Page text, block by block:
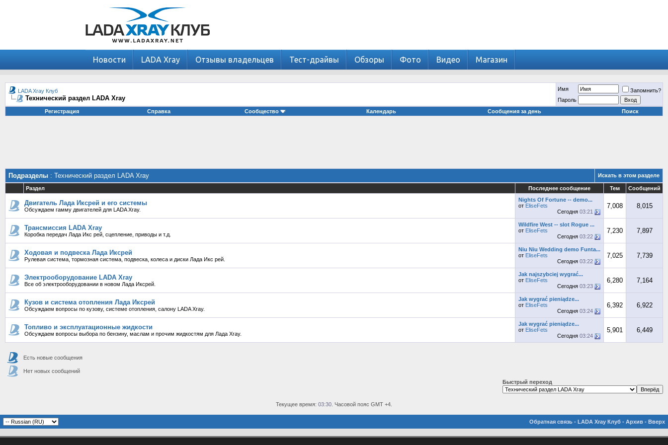
Новости LADA Xray Отзывы владельцев Тест-драйвы Обзоры Фото Видео Магазин
LADA Xray Клуб
Технический раздел LADA Xray
Имя
Запомнить?
Пароль
Регистрация
Справка Сообщество Календарь Сообщения за день Поиск
Подразделы : Технический раздел LADA Xray Искать в этом разделе
Раздел Последнее сообщение Тем Сообщений
Двигатель Лада Иксрей и его системы
Обсуждаем гамму двигателей для LADA Xray.
Nights Of Fortune -- demo...
от EliseFets
Сегодня 03:21
7,008 8,015
Трансмиссия LADA Xray
Коробка передач Лада Икс рей, сцепление, приводы и т.д.
Wildfire West -- slot Rogue ...
от EliseFets
Сегодня 03:22
7,230 7,897
Ходовая и подвеска Лада Иксрей
Рулевая система, тормозная система, подвеска, колеса и диски Лада Икс рей.
Niu Niu Wedding demo Funta...
от EliseFets
Сегодня 03:22
7,025 7,739
Электрооборудование LADA Xray
Все об электрооборудовании в новом Лада Иксрей.
Jak najszybciej wygrać...
от EliseFets
Сегодня 03:23
6,280 7,164
Кузов и система отопления Лада Иксрей
Обсуждаем вопросы по кузову, системе отопления, салону LADA Xray.
Jak wygrać pieniądze...
от EliseFets
Сегодня 03:24
6,392 6,922
Топливо и эксплуатационные жидкости
Обсуждаем вопросы выбора по бензину, маслам и прочим жидкостям для Лада Xray.
Jak wygrać pieniądze...
от EliseFets
Сегодня 03:24
5,901 6,449
Есть новые сообщения
Нет новых сообщений
Быстрый переход
Текущее время: 03:30 . Часовой пояс GMT +4.
Обратная связь - LADA Xray Клуб - Архив - Вверх